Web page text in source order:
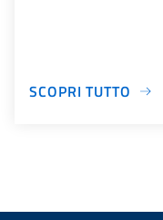
SCOPRI TUTTO